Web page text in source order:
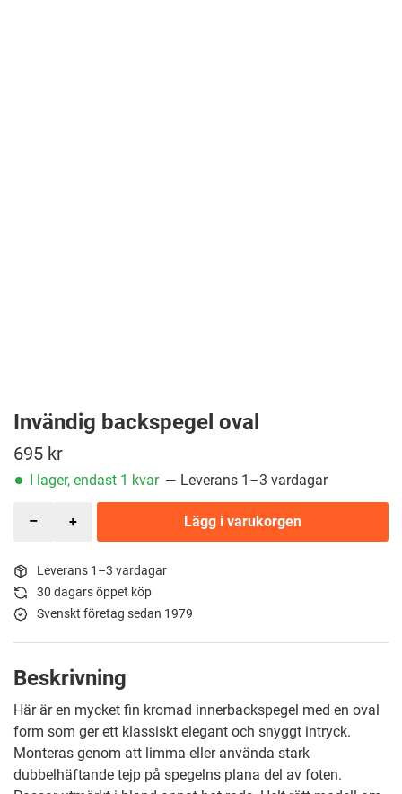
Invändig backspegel oval
695 kr
I lager, endast 1 kvar — Leverans 1–3 vardagar
Lägg i varukorgen
Leverans 1–3 vardagar
30 dagars öppet köp
Svenskt företag sedan 1979
Beskrivning
Här är en mycket fin kromad innerbackspegel med en oval
form som ger ett klassiskt elegant och snyggt intryck.
Monteras genom att limma eller använda stark
dubbelhäftande tejp på spegelns plana del av foten.